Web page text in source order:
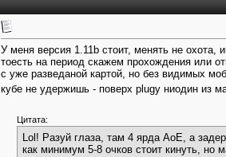
У меня версия 1.11b стоит, менять не охота,
тоесть на период скажем прохождения или
с уже разведаной картой, но без видимых
кубе не удержишь - поверх plugy ниодин из
Цитата:
Lol! Разуй глаза, там 4 ярда АоЕ, а
как минимум 5-8 очков стоит кинуть, но